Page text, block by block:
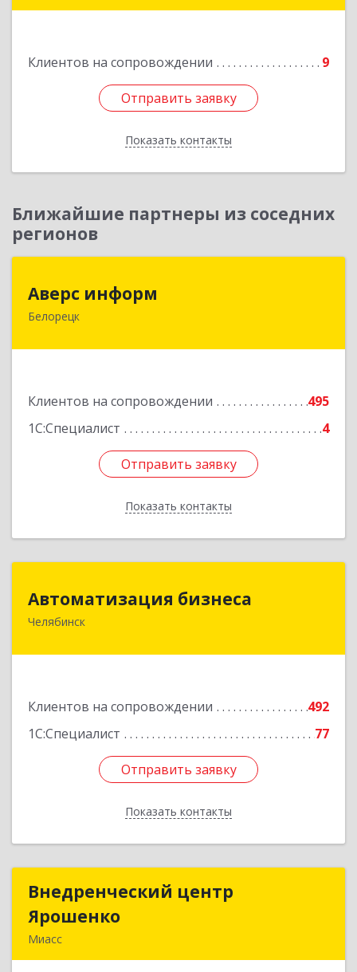
Клиентов на сопровождении 9
Отправить заявку
Показать контакты
Отправить заявку
Назад
Ближайшие партнеры из соседних
регионов
Аверс информ
Белорецк
Клиентов на сопровождении
495
1С:Специалист
4
Отправить заявку
Показать контакты
453500, Башкортостан Респ, Белорецкий р-н,
Подробнее
Отправить заявку
Назад
Автоматизация бизнеса
Челябинск
Клиентов на сопровождении
492
1С:Специалист
77
Отправить заявку
Показать контакты
Автоматизация бизнеса
454018, Челябинская обл, Челябинский г.о.,
Подробнее
Отправить заявку
Назад
Внедренческий центр
Ярошенко
Миасс
Внедренческий центр